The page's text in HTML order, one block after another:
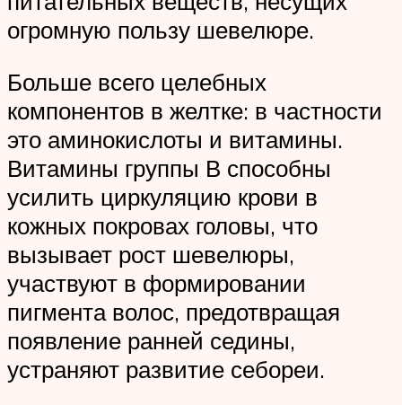
огромную пользу шевелюре.
Больше всего целебных
компонентов в желтке: в частности
это аминокислоты и витамины.
Витамины группы В способны
усилить циркуляцию крови в
кожных покровах головы, что
вызывает рост шевелюры,
участвуют в формировании
пигмента волос, предотвращая
появление ранней седины,
устраняют развитие себореи.